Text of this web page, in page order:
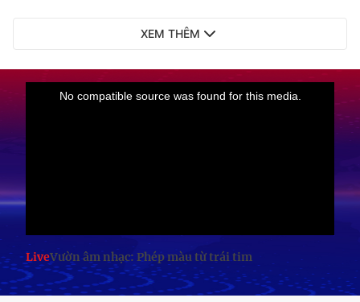
XEM THÊM
LiveVườn âm nhạc: Phép màu từ trái tim